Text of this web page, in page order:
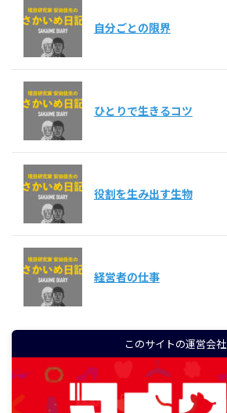
自分ごとの限界
ひとりで生きるコツ
役割を生み出す生物
経営者の仕事
このサイトの運営会社